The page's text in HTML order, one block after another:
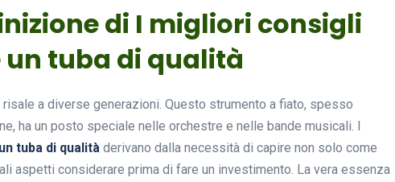
di I migliori consigli
tuba di qualità
a diverse generazioni. Questo strumento a fiato, spesso
ha un posto speciale nelle orchestre e nelle bande musicali. I
tuba di qualità derivano dalla necessità di capire non solo come
aspetti considerare prima di fare un investimento. La vera essenza